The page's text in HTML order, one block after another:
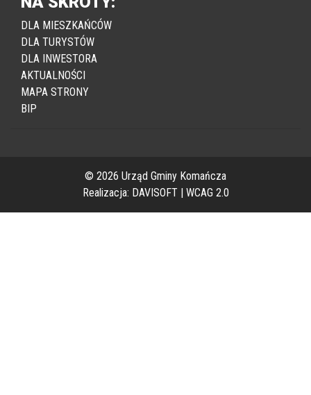
NA SKRÓTY:
DLA MIESZKAŃCÓW
DLA TURYSTÓW
DLA INWESTORA
AKTUALNOŚCI
MAPA STRONY
© 2026 Urząd Gminy Komańcza
Realizacja:
|